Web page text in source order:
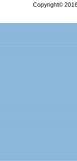
Copyright©